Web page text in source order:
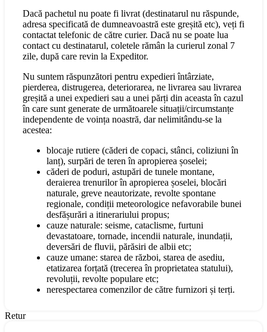
Dacă pachetul nu poate fi livrat (destinatarul nu răspunde,
adresa specificată de dumneavoastră este greșită etc), veți fi
contactat telefonic de către curier. Dacă nu se poate lua
contact cu destinatarul, coletele rămân la curierul zonal 7
zile, după care revin la Expeditor.
Nu suntem răspunzători pentru expedieri întârziate,
pierderea, distrugerea, deteriorarea, ne livrarea sau livrarea
greșită a unei expedieri sau a unei părți din aceasta în cazul
în care sunt generate de următoarele situații/circumstanțe
independente de voința noastră, dar nelimitându-se la
acestea:
blocaje rutiere (căderi de copaci, stânci, coliziuni în
lanț), surpări de teren în apropierea șoselei;
căderi de poduri, astupări de tunele montane,
deraierea trenurilor în apropierea șoselei, blocări
naturale, greve neautorizate, revolte spontane
regionale, condiții meteorologice nefavorabile bunei
desfășurări a itinerariului propus;
cauze naturale: seisme, cataclisme, furtuni
devastatoare, tornade, incendii naturale, inundații,
deversări de fluvii, părăsiri de albii etc;
cauze umane: starea de război, starea de asediu,
etatizarea forțată (trecerea în proprietatea statului),
revoluții, revolte populare etc;
nerespectarea comenzilor de către furnizori și terți.
Retur